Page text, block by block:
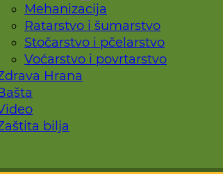
Mehanizacija
Ratarstvo i šumarstvo
Stočarstvo i pčelarstvo
Voćarstvo i povrtarstvo
Hrana
bilja